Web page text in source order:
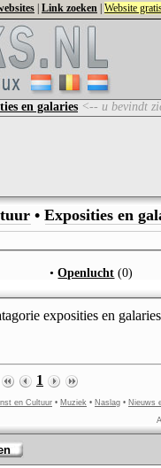
Link zoeken Website
en galaries <-- u bevindt
•Exposities en
•Openlucht (0)
exposities en
1
en Cultuur • Muziek • Naslag • Nieuws